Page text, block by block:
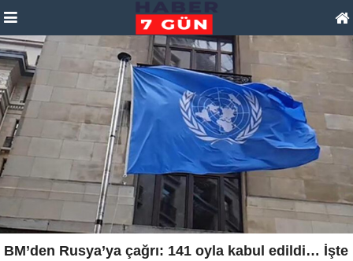
BM’den Rusya’ya çağrı: 141 oyla kabul edildi… İşte